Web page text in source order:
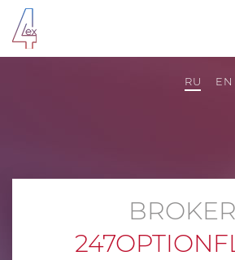
RU EN
BROKER